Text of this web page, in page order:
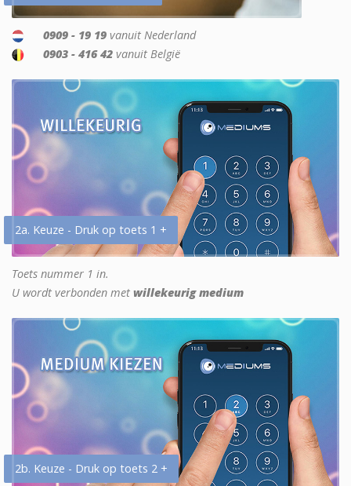
0909 - 19 19 vanuit Nederland
0903 - 416 42 vanuit België
2a. Keuze - Druk op toets 1 +
Toets nummer 1 in.
U wordt verbonden met willekeurig medium
2b. Keuze - Druk op toets 2 +